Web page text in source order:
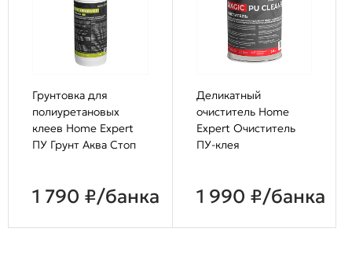
Грунтовка для
полиуретановых
клеев Home Expert
ПУ Грунт Аква Стоп
1 790 ₽/банка
Деликатный
очиститель Home
Expert Очиститель
ПУ-клея
1 990 ₽/банка